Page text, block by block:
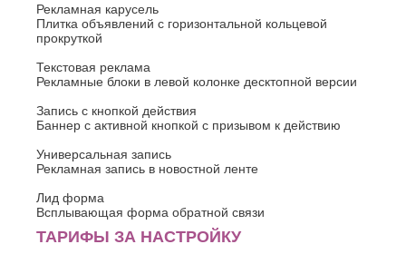
Рекламная карусель
Плитка объявлений с горизонтальной кольцевой
прокруткой
Текстовая реклама
Рекламные блоки в левой колонке десктопной версии
Запись с кнопкой действия
Баннер с активной кнопкой с призывом к действию
Универсальная запись
Рекламная запись в новостной ленте
Лид форма
Всплывающая форма обратной связи
ТАРИФЫ ЗА НАСТРОЙКУ